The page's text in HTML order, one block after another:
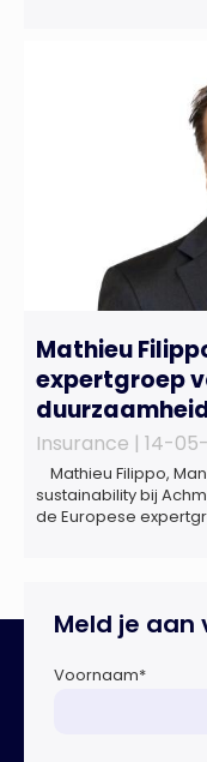
werkzaam was voor
Mathieu
expertgroep
Insurance | 14-
Mathieu Filippo,
sustainability bij
de Europese
Europese
Meld je aan
Voornaam*